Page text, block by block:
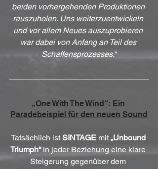
beiden vorhergehenden Produktionen
rauszuholen. Uns weiterzuentwickeln
und vor allem Neues auszuprobieren
war dabei von Anfang an Teil des
Schaffensprozesses.“
„One With The Wind“: Ein
Paradebeispiel für den neuen Sound
Tatsächlich ist SINTAGE mit „Unbound
Triumph“ in jeder Beziehung eine klare
Steigerung gegenüber dem